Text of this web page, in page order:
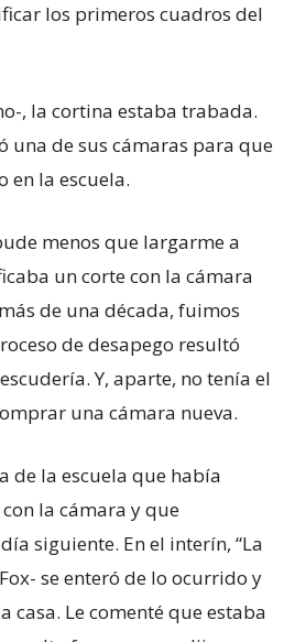
los primeros cuadros del
, la cortina estaba trabada.
una de sus cámaras para que
la escuela.
menos que largarme a
un corte con la cámara
de una década, fuimos
de desapego resultó
Y, aparte, no tenía el
una cámara nueva.
de la escuela que había
la cámara y que
siguiente. En el interín, “La
se enteró de lo ocurrido y
casa. Le comenté que estaba